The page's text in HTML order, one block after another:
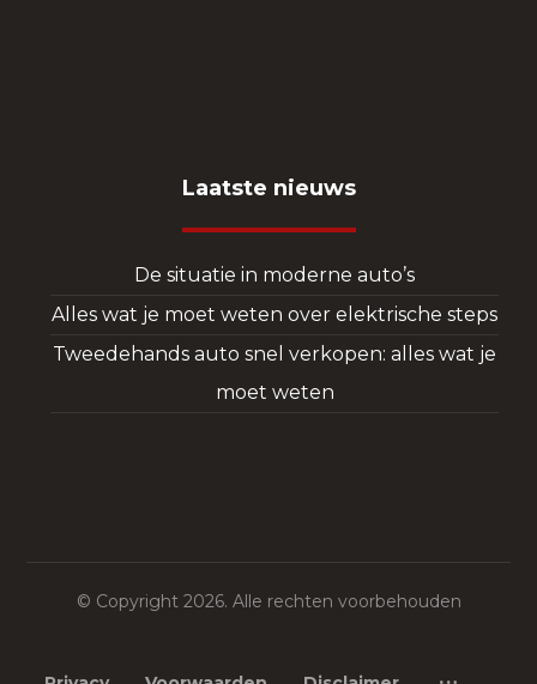
Laatste nieuws
De situatie in moderne auto’s
Alles wat je moet weten over elektrische steps
Tweedehands auto snel verkopen: alles wat je
moet weten
© Copyright 2026. Alle rechten voorbehouden